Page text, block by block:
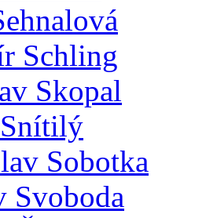
Schling
Skopal
Sobotka
Svoboda